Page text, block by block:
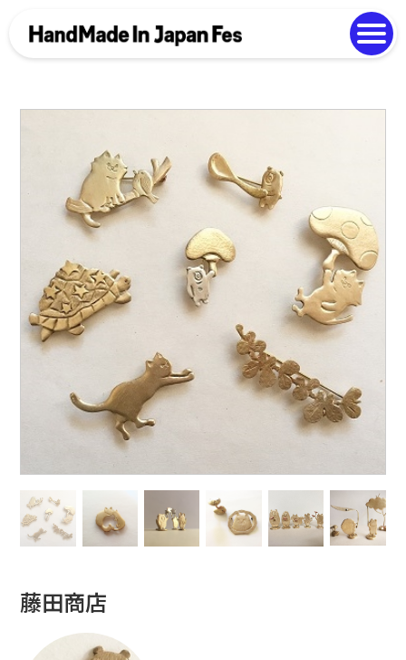
Photo Gallery
藤田商店